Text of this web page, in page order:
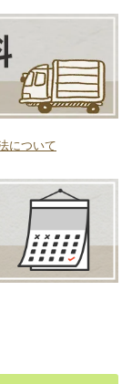
について